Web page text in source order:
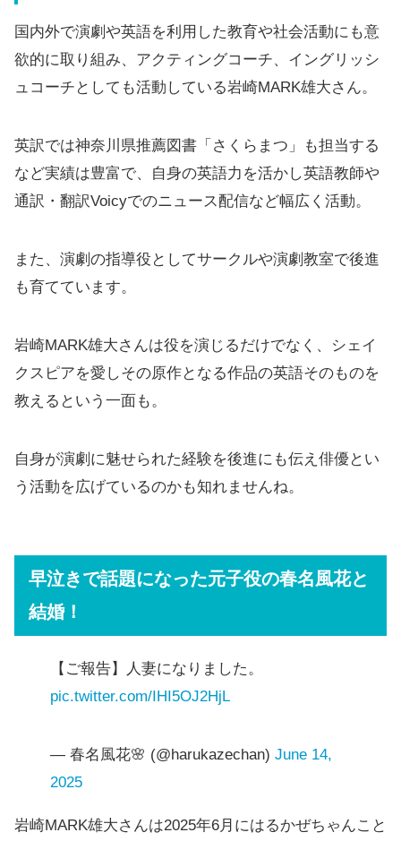
国内外で演劇や英語を利用した教育や社会活動にも意
欲的に取り組み、アクティングコーチ、イングリッシ
ュコーチとしても活動している岩崎MARK雄大さん。
英訳では神奈川県推薦図書「さくらまつ」も担当する
など実績は豊富で、自身の英語力を活かし英語教師や
通訳・翻訳Voicyでのニュース配信など幅広く活動。
また、演劇の指導役としてサークルや演劇教室で後進
も育てています。
岩崎MARK雄大さんは役を演じるだけでなく、シェイ
クスピアを愛しその原作となる作品の英語そのものを
教えるという一面も。
自身が演劇に魅せられた経験を後進にも伝え俳優とい
う活動を広げているのかも知れませんね。
早泣きで話題になった元子役の春名風花と
結婚！
【ご報告】人妻になりました。
pic.twitter.com/IHI5OJ2HjL
— 春名風花🌸 (@harukazechan) June 14,
2025
岩崎MARK雄大さんは2025年6月にはるかぜちゃんこと